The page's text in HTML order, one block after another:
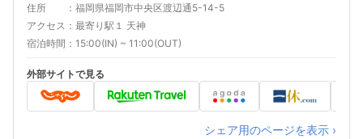
住所
福岡県福岡市中央区渡辺通5-14-5
アクセス
最寄り駅１ 天神
宿泊時間
15:00(IN) ~ 11:00(OUT)
外部サイトで見る
シェア用のページを表示 ›